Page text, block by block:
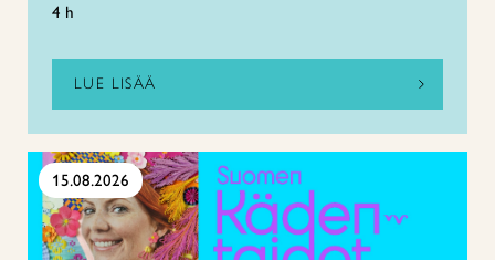
4 h
LUE LISÄÄ
15.08.2026